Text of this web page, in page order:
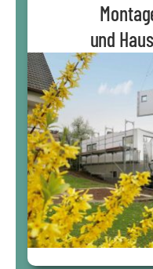
und